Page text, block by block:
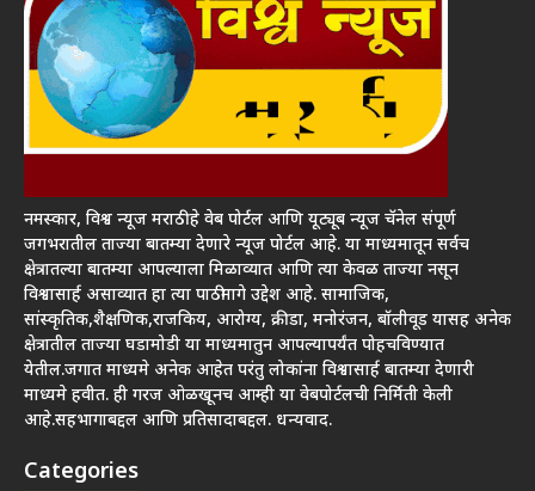
नमस्कार, विश्व न्यूज मराठी हे वेब पोर्टल आणि यूट्यूब न्यूज चॅनेल संपूर्ण
जगभरातील ताज्या बातम्या देणारे न्यूज पोर्टल आहे. या माध्यमातून सर्वच
क्षेत्रातल्या बातम्या आपल्याला मिळाव्यात आणि त्या केवळ ताज्या नसून
विश्वासार्ह असाव्यात हा त्या पाठीमागे उद्देश आहे. सामाजिक,
सांस्कृतिक,शैक्षणिक,राजकिय, आरोग्य, क्रीडा, मनोरंजन, बॉलीवूड यासह अनेक
क्षेत्रातील ताज्या घडामोडी या माध्यमातुन आपल्यापर्यंत पोहचविण्यात
येतील.जगात माध्यमे अनेक आहेत परंतु लोकांना विश्वासार्ह बातम्या देणारी
माध्यमे हवीत. ही गरज ओळखूनच आम्ही या वेबपोर्टलची निर्मिती केली
आहे.सहभागाबद्दल आणि प्रतिसादाबद्दल. धन्यवाद.
Categories